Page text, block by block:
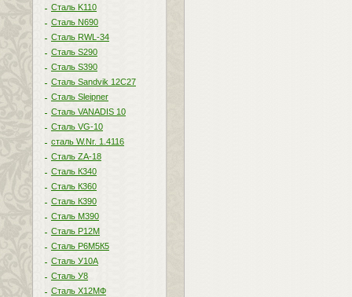
Сталь K110
Сталь N690
Сталь RWL-34
Сталь S290
Сталь S390
Сталь Sandvik 12C27
Сталь Sleipner
Сталь VANADIS 10
Сталь VG-10
сталь W.Nr. 1.4116
Сталь ZA-18
Сталь К340
Сталь К360
Сталь К390
Сталь М390
Сталь Р12М
Сталь Р6М5К5
Сталь У10А
Сталь У8
Сталь Х12МФ